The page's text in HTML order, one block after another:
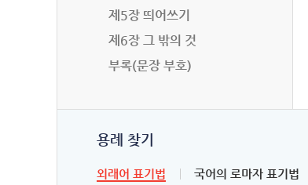
제5장 띄어쓰기
제6장 그 밖의 것
부록(문장 부호)
용례 찾기
외래어 표기법 국어의 로마자 표기법